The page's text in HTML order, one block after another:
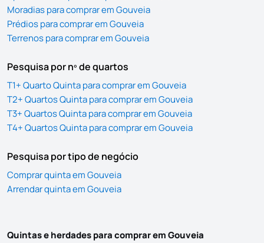
Moradias para comprar em Gouveia
Prédios para comprar em Gouveia
Terrenos para comprar em Gouveia
Pesquisa por nº de quartos
T1+ Quarto Quinta para comprar em Gouveia
T2+ Quartos Quinta para comprar em Gouveia
T3+ Quartos Quinta para comprar em Gouveia
T4+ Quartos Quinta para comprar em Gouveia
Pesquisa por tipo de negócio
Comprar quinta em Gouveia
Arrendar quinta em Gouveia
Quintas e herdades para comprar em Gouveia